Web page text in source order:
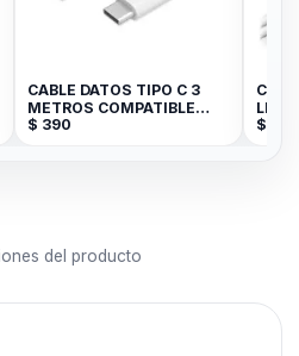
CABLE DATOS TIPO C 3
METROS COMPATIBLE
BLANCO JK
$ 390 $
del producto